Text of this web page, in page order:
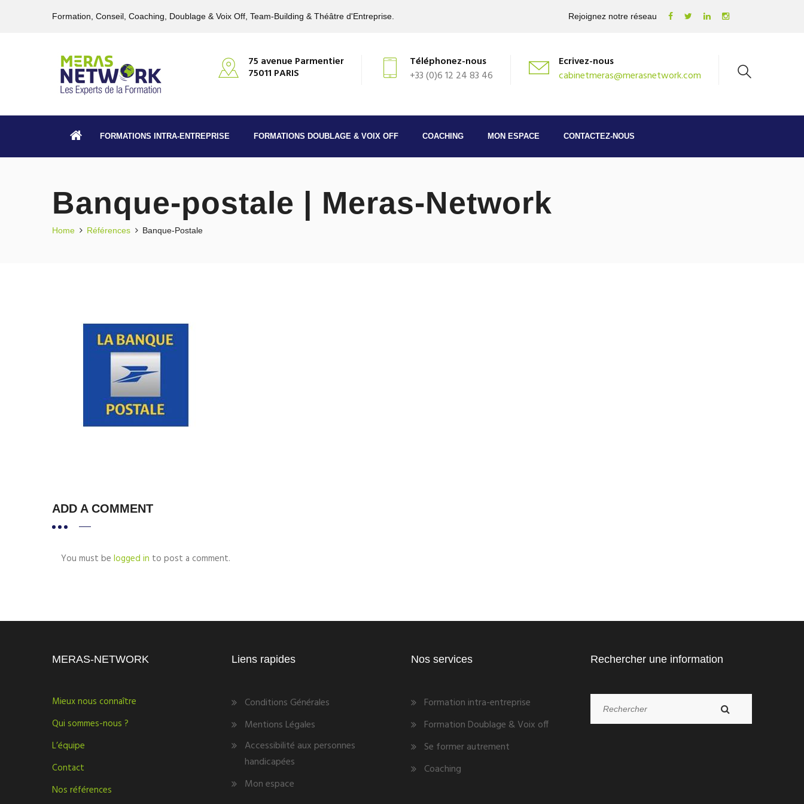
Formation, Conseil, Coaching, Doublage & Voix Off, Team-Building & Théâtre d'Entreprise. Rejoignez notre réseau
75 avenue Parmentier
75011 PARIS
Téléphonez-nous
+33 (0)6 12 24 83 46
Ecrivez-nous
cabinetmeras@merasnetwork.com
FORMATIONS INTRA-ENTREPRISE FORMATIONS DOUBLAGE & VOIX OFF COACHING MON ESPACE CONTACTEZ-NOUS
Banque-postale | Meras-Network
Home Références Banque-Postale
ADD A COMMENT
You must be logged in to post a comment.
MERAS-NETWORK
Mieux nous connaître
Qui sommes-nous ?
L’équipe
Contact
Nos références
Liens rapides
Conditions Générales
Mentions Légales
Accessibilité aux personnes
handicapées
Mon espace
Nos services
Formation intra-entreprise
Formation Doublage & Voix off
Se former autrement
Coaching
Rechercher une information